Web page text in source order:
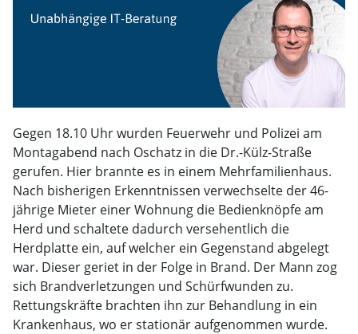
Gegen 18.10 Uhr wurden Feuerwehr und Polizei am
Montagabend nach Oschatz in die Dr.-Külz-Straße
gerufen. Hier brannte es in einem Mehrfamilienhaus.
Nach bisherigen Erkenntnissen verwechselte der 46-
jährige Mieter einer Wohnung die Bedienknöpfe am
Herd und schaltete dadurch versehentlich die
Herdplatte ein, auf welcher ein Gegenstand abgelegt
war. Dieser geriet in der Folge in Brand. Der Mann zog
sich Brandverletzungen und Schürfwunden zu.
Rettungskräfte brachten ihn zur Behandlung in ein
Krankenhaus, wo er stationär aufgenommen wurde.